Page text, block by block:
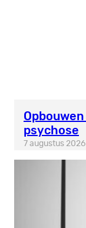
psychose
7 augustus 2026